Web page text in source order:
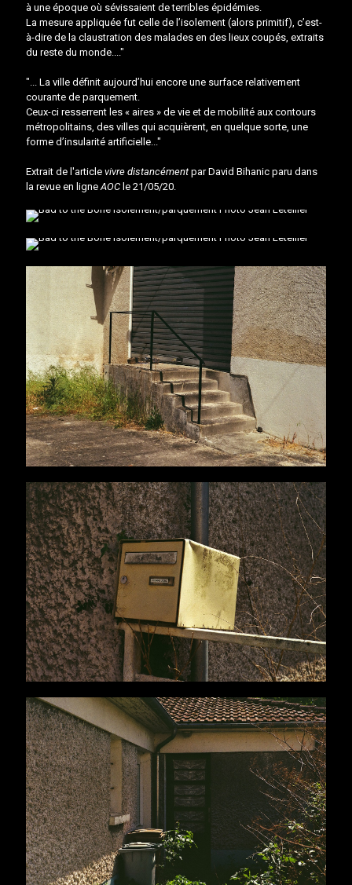
à une époque où sévissaient de terribles épidémies.
La mesure appliquée fut celle de l’isolement (alors primitif), c’est-
à-dire de la claustration des malades en des lieux coupés, extraits
du reste du monde...."
"... La ville définit aujourd’hui encore une surface relativement
courante de parquement.
Ceux-ci resserrent les « aires » de vie et de mobilité aux contours
métropolitains, des villes qui acquièrent, en quelque sorte, une
forme d’insularité artificielle..."
Extrait de l'article vivre distancémentpar David Bihanic paru dans
la revue en ligneAOC le 21/05/20.